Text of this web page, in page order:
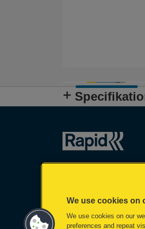
We use cookies on
We use cookies on our
preferences and repeat